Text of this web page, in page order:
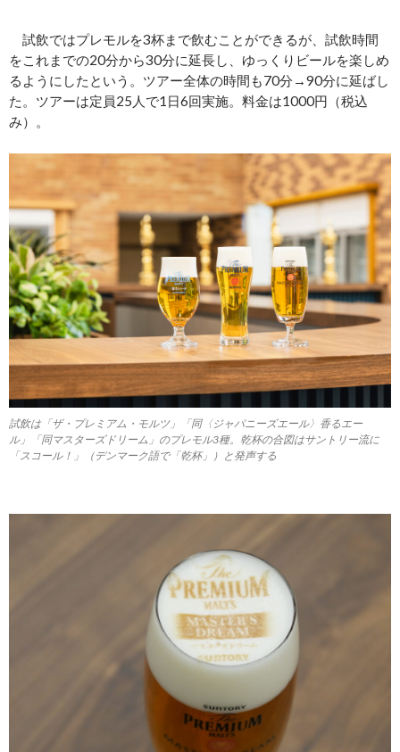
試飲ではプレモルを3杯まで飲むことができるが、試飲時間
をこれまでの20分から30分に延長し、ゆっくりビールを楽しめ
るようにしたという。ツアー全体の時間も70分→90分に延ばし
た。ツアーは定員25人で1日6回実施。料金は1000円（税込
み）。
試飲は「ザ・プレミアム・モルツ」「同〈ジャパニーズエール〉香るエー
ル」「同マスターズドリーム」のプレモル3種。乾杯の合図はサントリー流に
「スコール！」（デンマーク語で「乾杯」）と発声する